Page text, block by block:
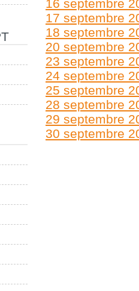
16 septembre
17 septembre
18 septembre
20 septembre
23 septembre
24 septembre
25 septembre
28 septembre
29 septembre
30 septembre